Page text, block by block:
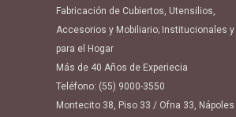
Fabricación de Cubiertos, Utensilios,
Accesorios y Mobiliario; Institucionales y
para el Hogar
Más de 40 Años de Experiecia
Teléfono: (55) 9000-3550
Montecito 38, Piso 33 / Ofna 33, Nápoles